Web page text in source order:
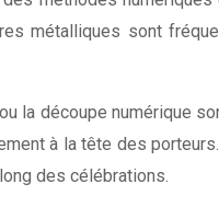
métalliques sont
la découpe numérique
à la tête des
des célébrations.